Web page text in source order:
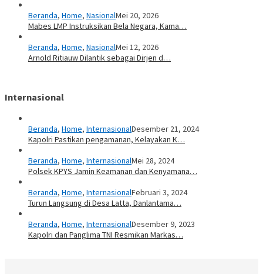
Beranda, Home, NasionalMei 20, 2026
Mabes LMP Instruksikan Bela Negara, Kama…
Beranda, Home, NasionalMei 12, 2026
Arnold Ritiauw Dilantik sebagai Dirjen d…
Internasional
Beranda, Home, InternasionalDesember 21, 2024
Kapolri Pastikan pengamanan, Kelayakan K…
Beranda, Home, InternasionalMei 28, 2024
Polsek KPYS Jamin Keamanan dan Kenyamana…
Beranda, Home, InternasionalFebruari 3, 2024
Turun Langsung di Desa Latta, Danlantama…
Beranda, Home, InternasionalDesember 9, 2023
Kapolri dan Panglima TNI Resmikan Markas…